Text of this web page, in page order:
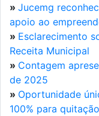
» Jucemg
apoio ao
» Esclarecimento
Receita Municipal
» Contagem
de 2025
» Oportunidade
100% para